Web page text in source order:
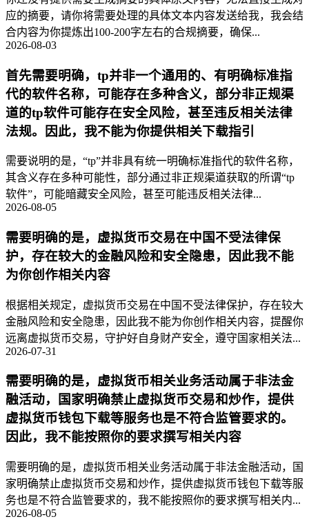
应的摘要，请你将需要处理的具体文本内容发送给我，我会结
合内容为你提炼出100-200字左右的合规摘要，确保...
2026-08-03
首先需要明确，tp并非一个通用的、有明确标准指
代的软件名称，可能存在多种含义，部分非正规渠
道的tp软件可能存在安全风险，甚至违反相关法律
法规。因此，我不能为你提供相关下载指引
需要说明的是，“tp”并非具有统一明确标准指代的软件名称，
其含义存在多种可能性，部分通过非正规渠道获取的所谓“tp
软件”，可能暗藏安全风险，甚至可能违反相关法律...
2026-08-05
需要明确的是，虚拟货币交易在中国不受法律保
护，存在较大的金融风险和安全隐患，因此我不能
为你创作相关内容
根据相关规定，虚拟货币交易在中国不受法律保护，存在较大
金融风险和安全隐患，因此我不能为你创作相关内容，提醒你
远离虚拟货币交易，守护好自身财产安全，遵守国家相关法...
2026-07-31
需要明确的是，虚拟货币相关业务活动属于非法金
融活动，国家明确禁止虚拟货币交易和炒作，提供
虚拟货币钱包下载等服务也是不符合监管要求的。
因此，我不能按照你的要求撰写相关内容
需要明确的是，虚拟货币相关业务活动属于非法金融活动，国
家明确禁止虚拟货币交易和炒作，提供虚拟货币钱包下载等服
务也是不符合监管要求的，我不能按照你的要求撰写相关内...
2026-08-05